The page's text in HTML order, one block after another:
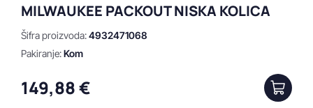
MILWAUKEE PACKOUT NISKA KOLICA
Šifra proizvoda:4932471068
Pakiranje:Kom
149,88 €